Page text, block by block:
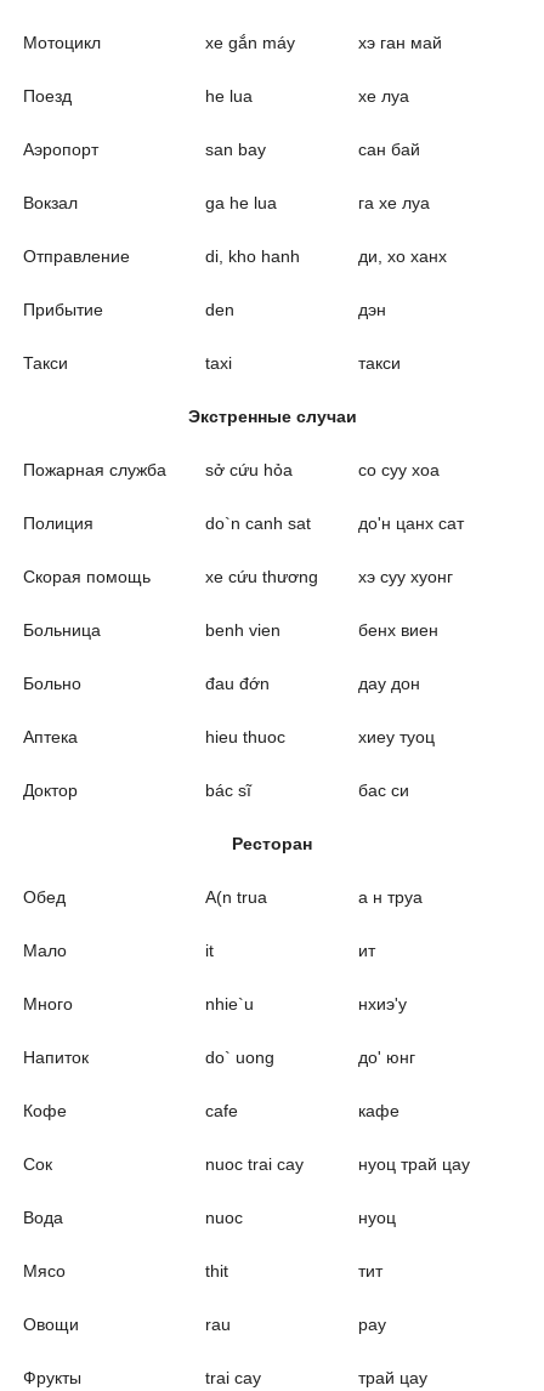
Мотоцикл xe gắn máy хэ ган май
Поезд he lua хе луа
Аэропорт san bay сан бай
Вокзал ga he lua га хе луа
Отправление di, kho hanh ди, хо ханх
Прибытие den дэн
Такси taxi такси
Экстренные случаи
Пожарная служба sở cứu hỏa со суу хоа
Полиция do`n canh sat до'н цанх сат
Скорая помощь xe cứu thương хэ суу хуонг
Больница benh vien бенх виен
Больно đau đớn дау дон
Аптека hieu thuoc хиеу туоц
Доктор bác sĩ бас си
Ресторан
Обед A(n trua а н труа
Мало it ит
Много nhie`u нхиэ'у
Напиток do` uong до' юнг
Кофе cafe кафе
Сок nuoc trai cay нуоц трай цау
Вода nuoc нуоц
Мясо thit тит
Овощи rau рау
Фрукты trai cay трай цау